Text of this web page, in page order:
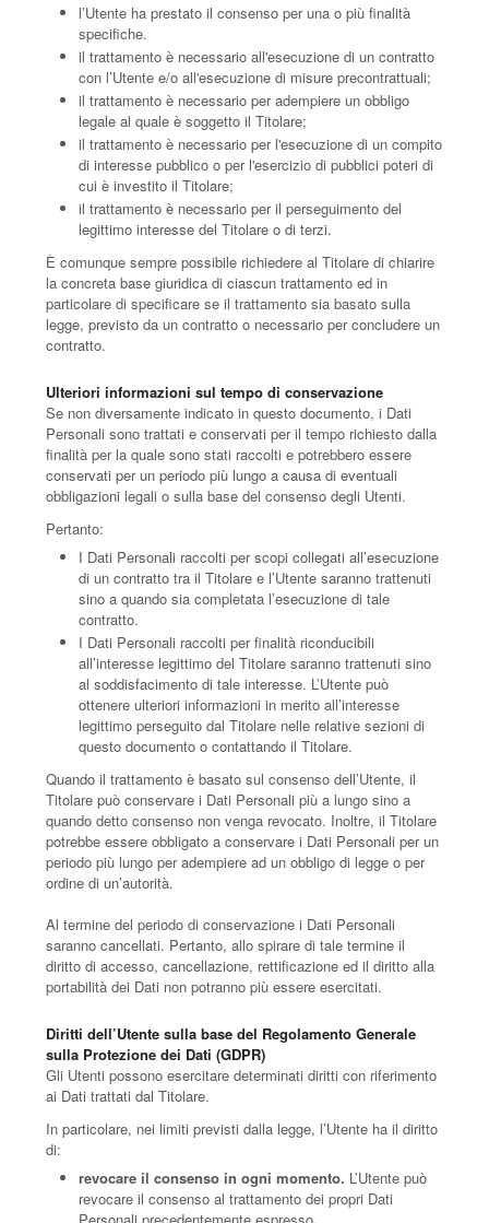
l’Utente ha prestato il consenso per una o più finalità
specifiche.
il trattamento è necessario all'esecuzione di un contratto
con l’Utente e/o all'esecuzione di misure precontrattuali;
il trattamento è necessario per adempiere un obbligo
legale al quale è soggetto il Titolare;
il trattamento è necessario per l'esecuzione di un compito
di interesse pubblico o per l'esercizio di pubblici poteri di
cui è investito il Titolare;
il trattamento è necessario per il perseguimento del
legittimo interesse del Titolare o di terzi.
È comunque sempre possibile richiedere al Titolare di chiarire
la concreta base giuridica di ciascun trattamento ed in
particolare di specificare se il trattamento sia basato sulla
legge, previsto da un contratto o necessario per concludere un
contratto.
Ulteriori informazioni sul tempo di conservazione
Se non diversamente indicato in questo documento, i Dati
Personali sono trattati e conservati per il tempo richiesto dalla
finalità per la quale sono stati raccolti e potrebbero essere
conservati per un periodo più lungo a causa di eventuali
obbligazioni legali o sulla base del consenso degli Utenti.
Pertanto:
I Dati Personali raccolti per scopi collegati all’esecuzione
di un contratto tra il Titolare e l’Utente saranno trattenuti
sino a quando sia completata l’esecuzione di tale
contratto.
I Dati Personali raccolti per finalità riconducibili
all’interesse legittimo del Titolare saranno trattenuti sino
al soddisfacimento di tale interesse. L’Utente può
ottenere ulteriori informazioni in merito all’interesse
legittimo perseguito dal Titolare nelle relative sezioni di
questo documento o contattando il Titolare.
Quando il trattamento è basato sul consenso dell’Utente, il
Titolare può conservare i Dati Personali più a lungo sino a
quando detto consenso non venga revocato. Inoltre, il Titolare
potrebbe essere obbligato a conservare i Dati Personali per un
periodo più lungo per adempiere ad un obbligo di legge o per
ordine di un’autorità.
Al termine del periodo di conservazione i Dati Personali
saranno cancellati. Pertanto, allo spirare di tale termine il
diritto di accesso, cancellazione, rettificazione ed il diritto alla
portabilità dei Dati non potranno più essere esercitati.
Diritti dell’Utente sulla base del Regolamento Generale
sulla Protezione dei Dati (GDPR)
Gli Utenti possono esercitare determinati diritti con riferimento
ai Dati trattati dal Titolare.
In particolare, nei limiti previsti dalla legge, l’Utente ha il diritto
di:
revocare il consenso in ogni momento. L’Utente può
revocare il consenso al trattamento dei propri Dati